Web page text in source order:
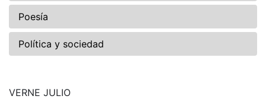
Poesía
Política y sociedad
VERNE JULIO